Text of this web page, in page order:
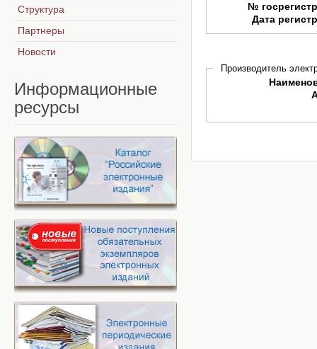
№
Дата
Производитель
Структура
Партнеры
Новости
Информационные
ресурсы